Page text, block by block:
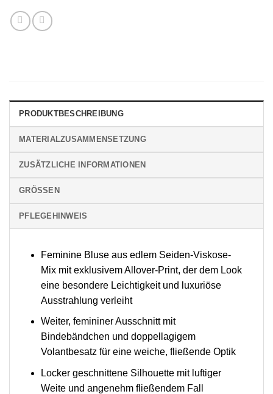
PRODUKTBESCHREIBUNG
MATERIALZUSAMMENSETZUNG
ZUSÄTZLICHE INFORMATIONEN
GRÖSSEN
PFLEGEHINWEIS
Feminine Bluse aus edlem Seiden-Viskose-
Mix mit exklusivem Allover-Print, der dem Look
eine besondere Leichtigkeit und luxuriöse
Ausstrahlung verleiht
Weiter, femininer Ausschnitt mit
Bindebändchen und doppellagigem
Volantbesatz für eine weiche, fließende Optik
Locker geschnittene Silhouette mit luftiger
Weite und angenehm fließendem Fall